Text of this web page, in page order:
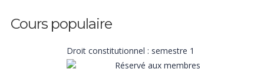
Droit constitutionnel : semestre 1
Réservé aux membres